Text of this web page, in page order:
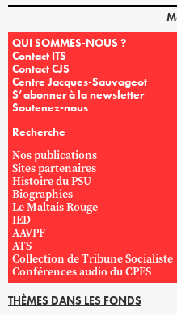
QUI SOMMES-NOUS ?
Contact ITS
Contact CJS
Centre Jacques-Sauvageot
S’abonner à la newsletter
Soutenez-nous
Recherche
Nos publications
Sites partenaires
Histoire du PSU
Biographies
Le Maltais Rouge
IED
AAVPF
ATS
Collection de Tribune Socialiste
Conférences audio du CPFS
THÈMES DANS LES FONDS